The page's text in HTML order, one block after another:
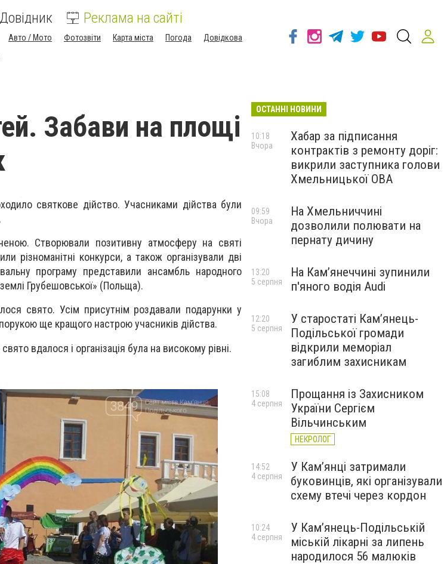
Довідник Реклама на сайті
Авто / Мото Фотозвіти Карта міста Погода
Довідкова
Забави на площі
святкове дійство. Учасниками дійства були
Створювали позитивну атмосферу на святі
різноманітні конкурси, а також організували дві
програму представили ансамбль народного
Грубешовської» (Польща).
свято. Усім присутнім роздавали подарунки у
ще кращого настрою учасників дійства.
вдалося і організація була на високому рівні.
ОСТАННІ НОВИНИ
Хабар за підписання
контрактів з ремонту доріг:
викрили заступника голови
Хмельницької ОВА
10:18
Вчора
На Хмельниччині
дозволили полювати на
пернату дичину
09:59
Вчора
На Камʼянеччині зупинили
п'яного водія Audi
13:20
5 серпня
У старостаті Кам’янець-
Подільської громади
відкрили меморіал
загиблим захисникам
12:20
5 серпня
Прощання із Захисником
України Сергієм
Вільчинським
НЕКРОЛОГ
15:08
4 серпня
У Кам’янці затримали
буковинців, які організували
схему втечі через кордон
14:52
4 серпня
У Кам’янець-Подільській
міській лікарні за липень
народилося 56 малюків
10:24
4 серпня